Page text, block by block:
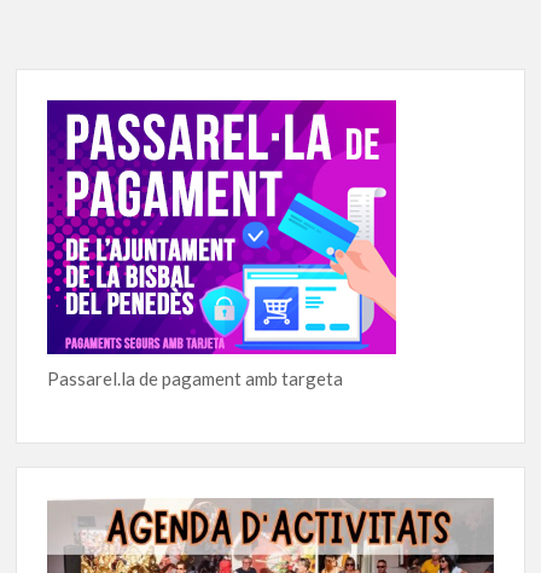
Passarel.la de pagament amb targeta